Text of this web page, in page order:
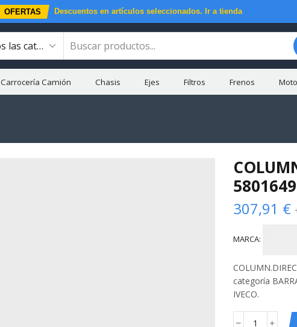
OFERTAS Descuentos en artículos seleccionados. Ir a tienda
Carrocería Camión Chasis Ejes Filtros Frenos
307,91 €
MARCA:
categoría
IVECO.